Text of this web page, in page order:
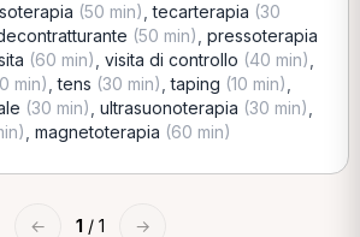
(50 min) ,tecarterapia (30
(50 min) pressoterapia
(60 min) visita di controllo (40 min)
min) ,tens (30 min) ,taping (10 min)
(30 min) ultrasuonoterapia (30 min)
magnetoterapia (60 min)
← 1 / 1 →